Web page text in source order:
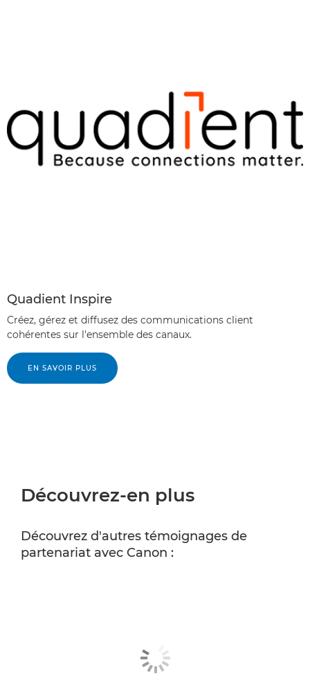
Quadient Inspire
Créez, gérez et diffusez des communications client
cohérentes sur l'ensemble des canaux.
EN SAVOIR PLUS
Découvrez-en plus
Découvrez d'autres témoignages de
partenariat avec Canon :